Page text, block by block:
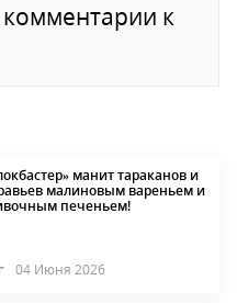
к
манит тараканов и
малиновым вареньем и
печеньем!
04 Июня 2026